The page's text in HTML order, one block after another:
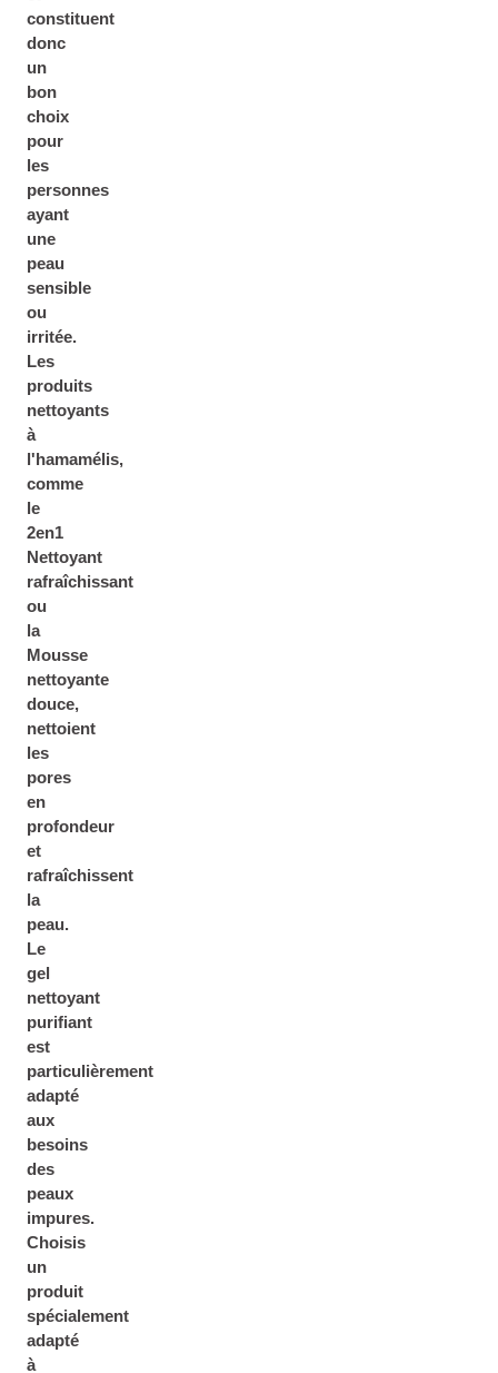
constituent
donc
un
bon
choix
pour
les
personnes
ayant
une
peau
sensible
ou
irritée.
Les
produits
nettoyants
à
l'hamamélis,
comme
le
2en1
Nettoyant
rafraîchissant
ou
la
Mousse
nettoyante
douce,
nettoient
les
pores
en
profondeur
et
rafraîchissent
la
peau.
Le
gel
nettoyant
purifiant
est
particulièrement
adapté
aux
besoins
des
peaux
impures.
Choisis
un
produit
spécialement
adapté
à